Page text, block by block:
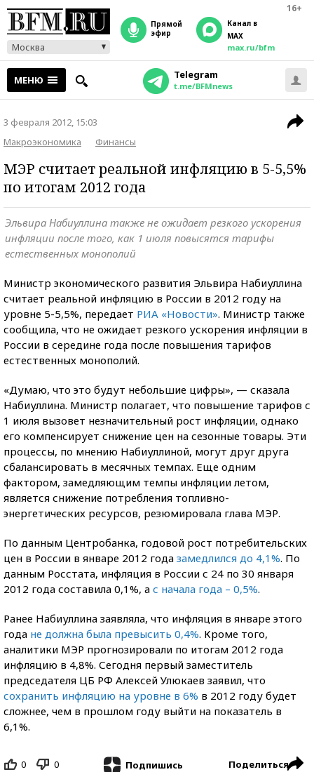
16+
Москва
прямой
эфир
Канал в
MAX
max.ru/bfm
МЕНЮ Telegram
t.me/BFMnews
3 февраля 2012, 15:03
Макроэкономика
Финансы
МЭР считает реальной инфляцию в 5-5,5%
по итогам 2012 года
Эльвира Набиуллина также не ожидает резкого ускорения
инфляции после того, как 1 июля повысятся тарифы
естественных монополий
Министр экономического развития Эльвира Набиуллина
считает реальной инфляцию в России в 2012 году на
уровне 5-5,5%, передает РИА «Новости». Министр также
сообщила, что не ожидает резкого ускорения инфляции в
России в середине года после повышения тарифов
естественных монополий.
«Думаю, что это будут небольшие цифры», — сказала
Набиуллина. Министр полагает, что повышение тарифов с
1 июля вызовет незначительный рост инфляции, однако
его компенсирует снижение цен на сезонные товары. Эти
процессы, по мнению Набиуллиной, могут друг друга
сбалансировать в месячных темпах. Еще одним
фактором, замедляющим темпы инфляции летом,
является снижение потребления топливно-
энергетических ресурсов, резюмировала глава МЭР.
По данным Центробанка, годовой рост потребительских
цен в России в январе 2012 года замедлился до 4,1%. По
данным Росстата, инфляция в России с 24 по 30 января
2012 года составила 0,1%, а с начала года – 0,5%.
Ранее Набиуллина заявляла, что инфляция в январе этого
года не должна была превысить 0,4%. Кроме того,
аналитики МЭР прогнозировали по итогам 2012 года
инфляцию в 4,8%. Сегодня первый заместитель
председателя ЦБ РФ Алексей Улюкаев заявил, что
сохранить инфляцию на уровне в 6% в 2012 году будет
сложнее, чем в прошлом году выйти на показатель в
6,1%.
0 0 Подпишись Поделиться